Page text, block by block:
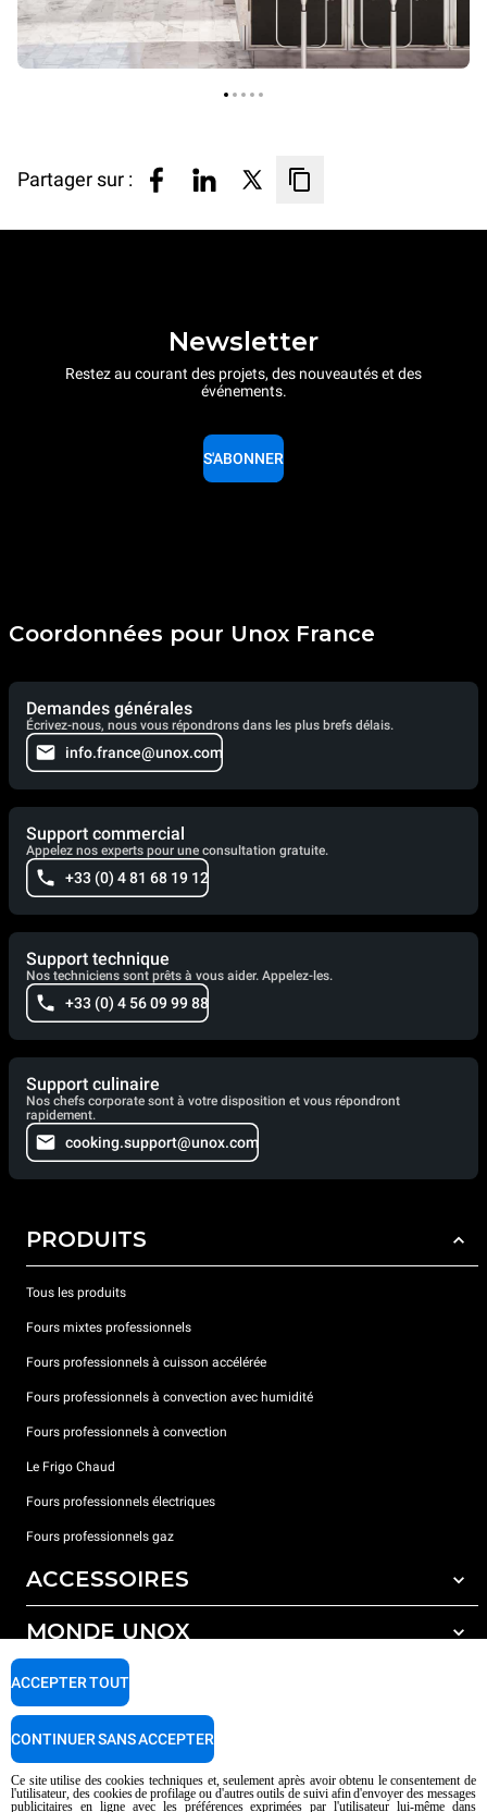
Partager sur :
Newsletter
Restez au courant des projets, des nouveautés et des
événements.
S'ABONNER
Coordonnées pour Unox France
Demandes générales
Écrivez-nous, nous vous répondrons dans les plus brefs délais.
info.france@unox.com
Support commercial
Appelez nos experts pour une consultation gratuite.
+33 (0) 4 81 68 19 12
Support technique
Nos techniciens sont prêts à vous aider. Appelez-les.
+33 (0) 4 56 09 99 88
Support culinaire
Nos chefs corporate sont à votre disposition et vous répondront
rapidement.
cooking.support@unox.com
PRODUITS
Tous les produits
Fours mixtes professionnels
Fours professionnels à cuisson accélérée
Fours professionnels à convection avec humidité
Fours professionnels à convection
Le Frigo Chaud
Fours professionnels électriques
Fours professionnels gaz
ACCESSOIRES
Tous les accessoires
Détergents pour lavage automatique
Détergents pour lavage manuel
Traitement de l'eau avec filtres à résine
MONDE UNOX
Nos bureaux dans le monde
SUPPORT
Garantie Unox
Trouver les Centres SAV
Ce site utilise des cookies techniques et, seulement après avoir obtenu le consentement de
l'utilisateur, des cookies de profilage ou d'autres outils de suivi afin d'envoyer des messages
publicitaires en ligne avec les préférences exprimées par l'utilisateur lui-même dans
ACCEPTER TOUT
CONTINUER SANS ACCEPTER